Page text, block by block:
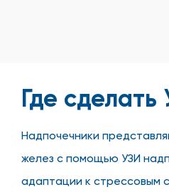
Где
Надпочечники
желез с помощью УЗИ
адаптации к стрессовым